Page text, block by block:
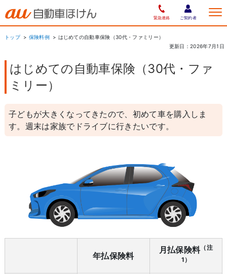
緊急連絡 ご契約者
トップ 保険料例
はじめての自動車保険（30代・ファミリー）
更新日：2026年7月1日
はじめての自動車保険（30代・ファ
ミリー）
子どもが大きくなってきたので、初めて車を購入しま
す。週末は家族でドライブに行きたいです。
年払保険料
月払保険料 （注
1）